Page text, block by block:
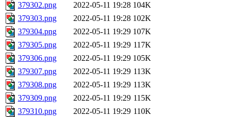
379302.png
2022-05-11 19:28 104K
379303.png
2022-05-11 19:28 102K
379304.png
2022-05-11 19:29 107K
379305.png
2022-05-11 19:29 117K
379306.png
2022-05-11 19:29 105K
379307.png
2022-05-11 19:29 113K
379308.png
2022-05-11 19:29 113K
379309.png
2022-05-11 19:29 115K
379310.png
2022-05-11 19:29 110K